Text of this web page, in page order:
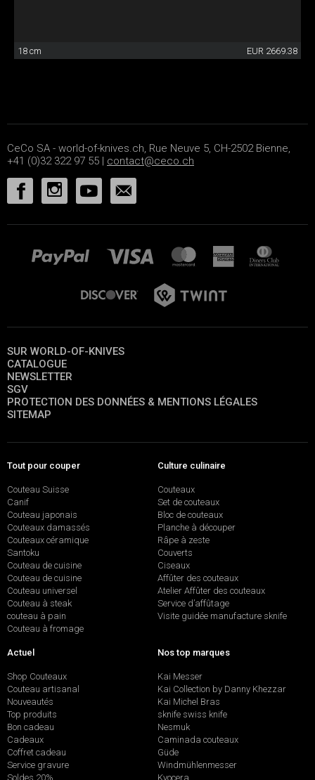
18 cm EUR 2669.38
CeCo SA - world-of-knives.ch, Rue Neuve 5, CH-2502 Bienne,
+41 (0)32 322 97 55 | contact@ceco.ch
SUR WORLD-OF-KNIVES
CATALOGUE
NEWSLETTER
SGV
PROTECTION DES DONNÉES & MENTIONS LÉGALES
SITEMAP
Tout pour couper
Couteau Suisse
Canif
Couteau japonais
Couteaux damassés
Couteaux céramique
Santoku
Couteau de cuisine
Couteau de cuisine
Couteau universel
Couteau à steak
couteau à pain
Couteau à fromage
Culture culinaire
Couteaux
Set de couteaux
Bloc de couteaux
Planche à découper
Râpe à zeste
Couverts
Ciseaux
Affûter des couteaux
Atelier Affûter des couteaux
Service d’affûtage
Visite guidée manufacture sknife
Actuel
Shop Couteaux
Couteau artisanal
Nouveautés
Top produits
Bon cadeau
Cadeaux
Coffret cadeau
Service gravure
Soldes 20%
Nos top marques
Kai Messer
Kai Collection by Danny Khezzar
Kai Michel Bras
sknife swiss knife
Nesmuk
Caminada couteaux
Güde
Windmühlenmesser
Kyocera